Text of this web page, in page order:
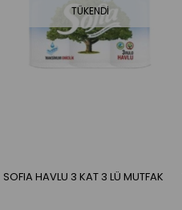
TÜKENDI
SOFIA HAVLU 3 KAT 3 LÜ MUTFAK